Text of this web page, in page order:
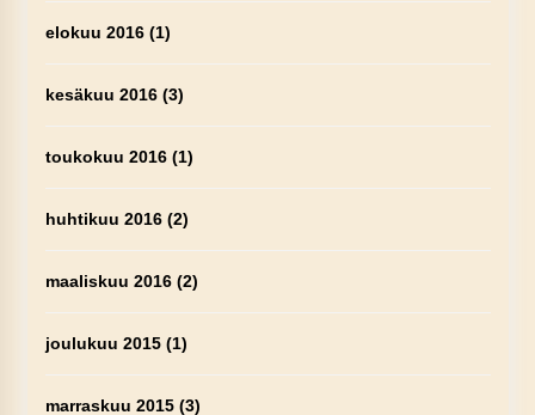
elokuu 2016(1)
kesäkuu 2016(3)
toukokuu 2016(1)
huhtikuu 2016(2)
maaliskuu 2016(2)
joulukuu 2015(1)
marraskuu 2015(3)